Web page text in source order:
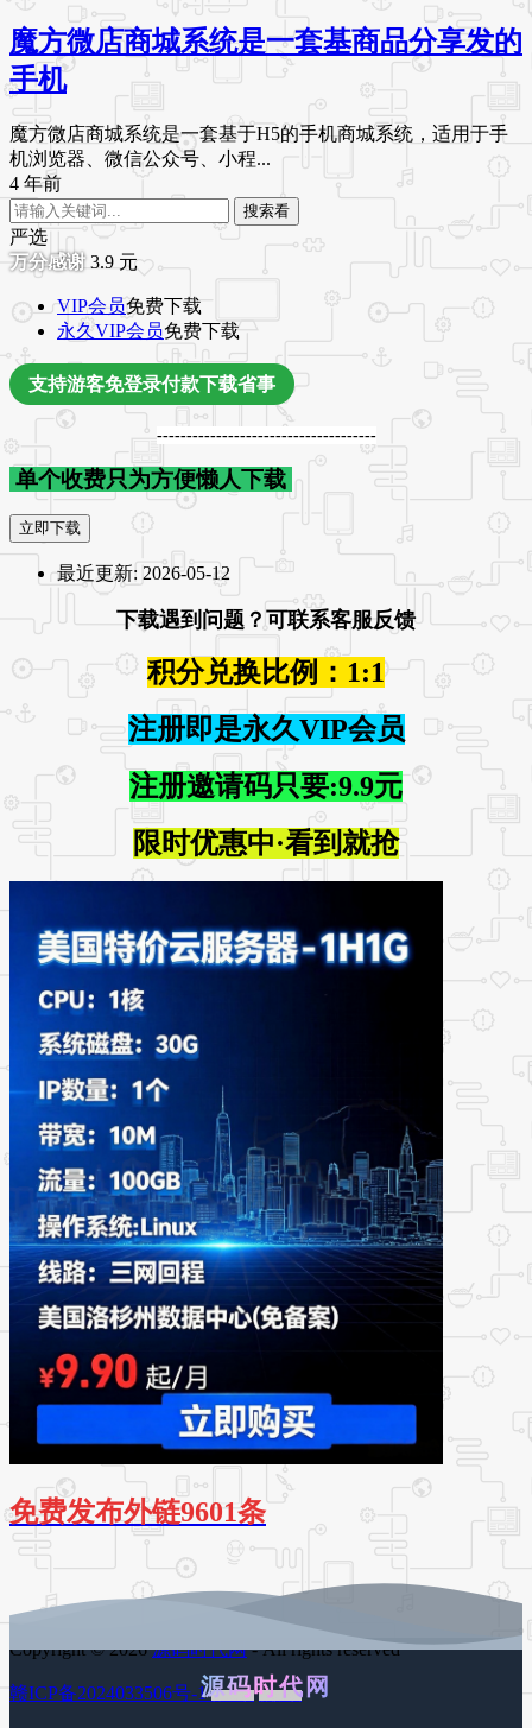
魔方微店商城系统是一套基商品分享发的
手机
魔方微店商城系统是一套基于H5的手机商城系统，适用于手
机浏览器、微信公众号、小程...
4 年前
搜索看
严选
3.9 元
VIP会员免费下载
永久VIP会员免费下载
支持游客免登录付款下载省事
-------------------------------------
单个收费只为方便懒人下载
立即下载
最近更新: 2026-05-12
下载遇到问题？可联系客服反馈
积分兑换比例：1:1
注册即是永久VIP会员
注册邀请码只要:9.9元
限时优惠中·看到就抢
免费发布外链9601条
Copyright © 2026源码时代网- All rights reserved
赣ICP备2024033506号-1百度地图 谷歌地图
源码时代网